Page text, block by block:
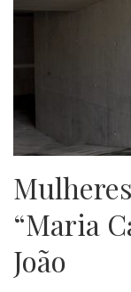
“Maria
João